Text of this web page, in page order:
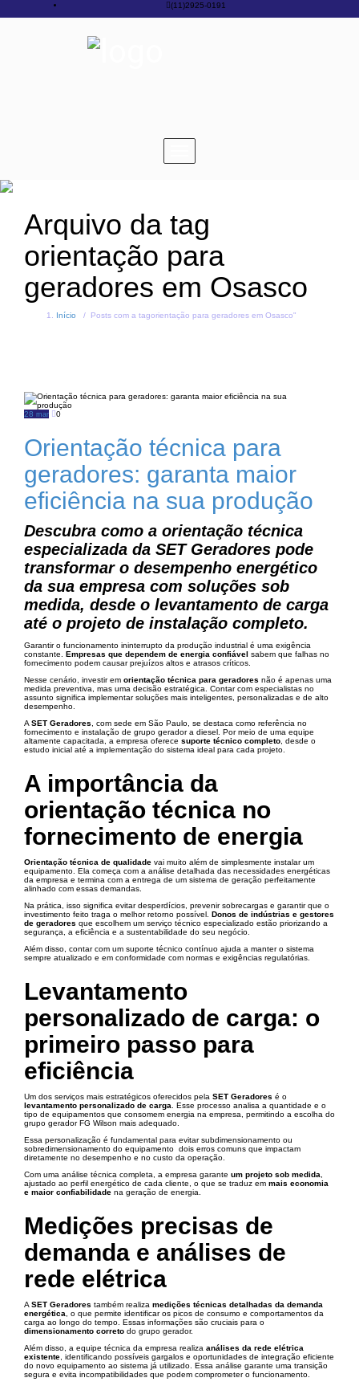
(11)2925-0191
Arquivo da tag
orientação para
geradores em Osasco
Início / Posts com a tagorientação para geradores em Osasco"
28 mar 0
Orientação técnica para
geradores: garanta maior
eficiência na sua produção
Descubra como a orientação técnica
especializada da SET Geradores pode
transformar o desempenho energético
da sua empresa com soluções sob
medida, desde o levantamento de carga
até o projeto de instalação completo.
Garantir o funcionamento ininterrupto da produção industrial é uma exigência
constante. Empresas que dependem de energia confiável sabem que falhas no
fornecimento podem causar prejuízos altos e atrasos críticos.
Nesse cenário, investir em orientação técnica para geradores não é apenas uma
medida preventiva, mas uma decisão estratégica. Contar com especialistas no
assunto significa implementar soluções mais inteligentes, personalizadas e de alto
desempenho.
A SET Geradores , com sede em São Paulo, se destaca como referência no
fornecimento e instalação de grupo gerador a diesel. Por meio de uma equipe
altamente capacitada, a empresa oferece suporte técnico completo , desde o
estudo inicial até a implementação do sistema ideal para cada projeto.
A importância da
orientação técnica no
fornecimento de energia
Orientação técnica de qualidade vai muito além de simplesmente instalar um
equipamento. Ela começa com a análise detalhada das necessidades energéticas
da empresa e termina com a entrega de um sistema de geração perfeitamente
alinhado com essas demandas.
Na prática, isso significa evitar desperdícios, prevenir sobrecargas e garantir que o
investimento feito traga o melhor retorno possível. Donos de indústrias e gestores
de geradores que escolhem um serviço técnico especializado estão priorizando a
segurança, a eficiência e a sustentabilidade do seu negócio.
Além disso, contar com um suporte técnico contínuo ajuda a manter o sistema
sempre atualizado e em conformidade com normas e exigências regulatórias.
Levantamento
personalizado de carga: o
primeiro passo para
eficiência
Um dos serviços mais estratégicos oferecidos pela SET Geradores é o
levantamento personalizado de carga . Esse processo analisa a quantidade e o
tipo de equipamentos que consomem energia na empresa, permitindo a escolha do
grupo gerador FG Wilson mais adequado.
Essa personalização é fundamental para evitar subdimensionamento ou
sobredimensionamento do equipamento dois erros comuns que impactam
diretamente no desempenho e no custo da operação.
Com uma análise técnica completa, a empresa garante um projeto sob medida
ajustado ao perfil energético de cada cliente, o que se traduz em mais economia
e maior confiabilidade na geração de energia.
Medições precisas de
demanda e análises de
rede elétrica
A SET Geradores também realiza medições técnicas detalhadas da demanda
energética , o que permite identificar os picos de consumo e comportamentos da
carga ao longo do tempo. Essas informações são cruciais para o
dimensionamento correto do grupo gerador.
Além disso, a equipe técnica da empresa realiza análises da rede elétrica
existente , identificando possíveis gargalos e oportunidades de integração eficiente
do novo equipamento ao sistema já utilizado. Essa análise garante uma transição
segura e evita incompatibilidades que podem comprometer o funcionamento.